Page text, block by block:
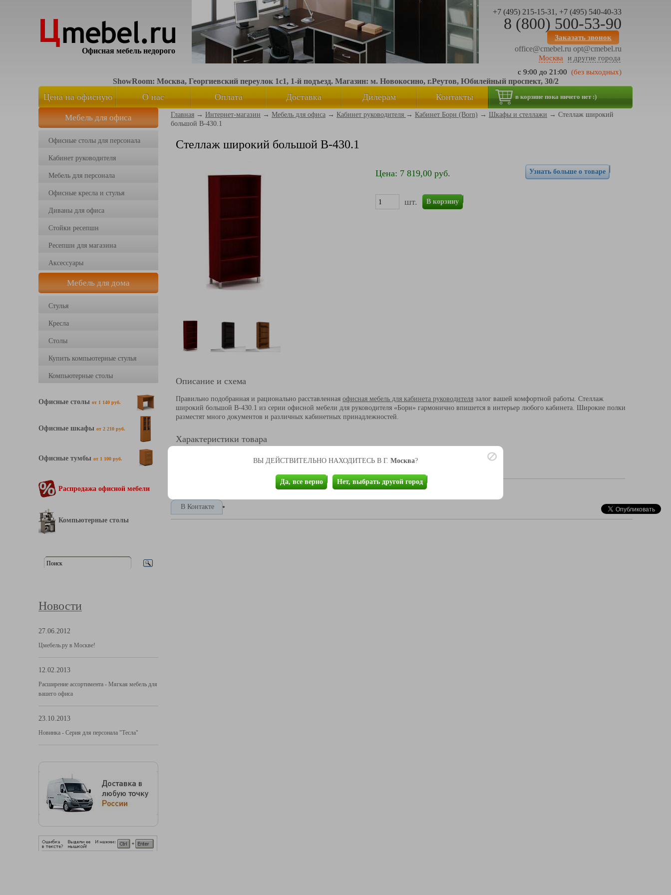
ВЫ ДЕЙСТВИТЕЛЬНО НАХОДИТЕСЬ В Г. Москва?
Да, все верно Нет, выбрать другой город
Офисная мебель недорого
+7 (495) 215-15-31, +7 (495) 540-40-33
8 (800) 500-53-90
Заказать звонок
office@cmebel.ru opt@cmebel.ru
Москва
и другие города
с 9:00 до 21:00 (без выходных)
ShowRoom: Москва, Георгиевский переулок 1с1, 1-й подъезд. Магазин: м. Новокосино, г.Реутов, Юбилейный проспект, 30/2
Цена на офисную
мебель
О нас Оплата Доставка Дилерам Контакты в корзине пока ничего нет :)
Мебель для офиса
Офисные столы для персонала
Кабинет руководителя
Мебель для персонала
Офисные кресла и стулья
Диваны для офиса
Стойки ресепшн
Ресепшн для магазина
Аксессуары
Мебель для дома
Стулья
Кресла
Столы
Купить компьютерные стулья
Компьютерные столы
Офисные столы от 1 140 руб.
Офисные шкафы от 2 210 руб.
Офисные тумбы от 1 100 руб.
Распродажа офисной мебели
Компьютерные столы
Новости
27.06.2012
Цмебель.ру в Москве!
12.02.2013
Расширение ассортимента - Мягкая мебель для
вашего офиса
23.10.2013
Новинка - Серия для персонала "Тесла"
Главная → Интернет-магазин → Мебель для офиса → Кабинет руководителя → Кабинет Борн (Born) → Шкафы и стеллажи → Стеллаж широкий
большой B-430.1
Стеллаж широкий большой B-430.1
Цена: 7 819,00 руб.
шт. В корзину
Узнать больше о товаре
Описание и схема
Правильно подобранная и рационально расставленная офисная мебель для кабинета руководителя залог вашей комфортной работы. Стеллаж
широкий большой B-430.1 из серии офисной мебели для руководителя «Борн» гармонично впишется в интерьер любого кабинета. Широкие полки
разместят много документов и различных кабинетных принадлежностей.
Характеристики товара
В Контакте